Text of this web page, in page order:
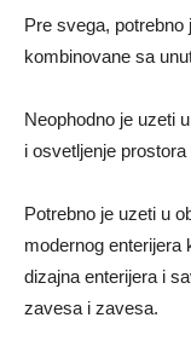
Pre svega, potrebno
kombinovane sa
Neophodno je uzeti
i osvetljenje
Potrebno je uzeti u
modernog enterijera
dizajna enterijera i
zavesa i zavesa.